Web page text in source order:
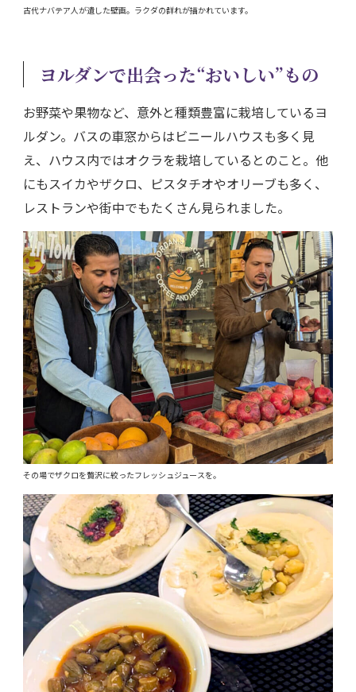
古代ナバテア人が遺した壁画。ラクダの群れが描かれています。
ヨルダンで出会った“おいしい”もの
お野菜や果物など、意外と種類豊富に栽培しているヨ
ルダン。バスの車窓からはビニールハウスも多く見
え、ハウス内ではオクラを栽培しているとのこと。他
にもスイカやザクロ、ピスタチオやオリーブも多く、
レストランや街中でもたくさん見られました。
その場でザクロを贅沢に絞ったフレッシュジュースを。